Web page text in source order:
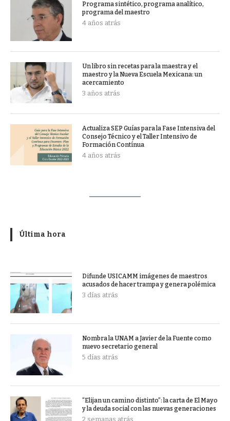
Programa sintético, programa analítico,
programa del maestro
4 años atrás
Un libro sin recetas para la maestra y el
maestro y la Nueva Escuela Mexicana: un
acercamiento
3 años atrás
Actualiza SEP Guías para la Fase Intensiva del
Consejo Técnico y el Taller Intensivo de
Formación Contínua
4 años atrás
Última hora
Difunde USICAMM imágenes de maestros
acusados de hacer trampa y genera polémica
3 días atrás
Nombra la UNAM a Javier de la Fuente como
nuevo secretario general
5 días atrás
“Elijan un camino distinto”: la carta de El Mayo
y la deuda social con las nuevas generaciones
2 semanas atrás